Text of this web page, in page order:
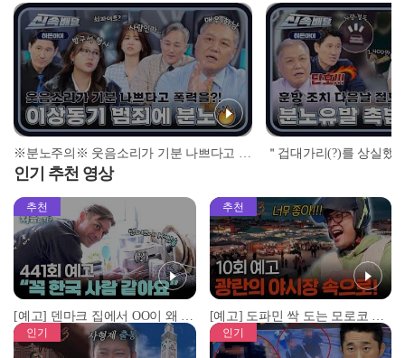
※분노주의※ 웃음소리가 기분 나쁘다고 폭행을 한다고😡?! 이상동기 범죄에 제대로 뿔난 3COPS🔥 l #히든아이신속배달 l #히든아이 l #MBCevery1 l EP.01
인기 추천 영상
추천
[예고] 덴마크 집에서 OO이 왜 나와...? 이상할 정도로 한국을 사랑하는 우리 형을 제보합니다!
추천
[예고] 도파민 싹 도는 모로코 야시장 투어!
인기 인기